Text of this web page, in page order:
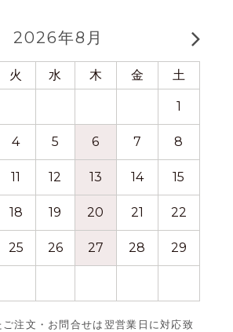
2026年8月
火 水 木 金 土
1
4 5 6 7 8
11 12 13 14 15
18 19 20 21 22
25 26 27 28 29
ご注文・お問合せは翌営業日に対応致